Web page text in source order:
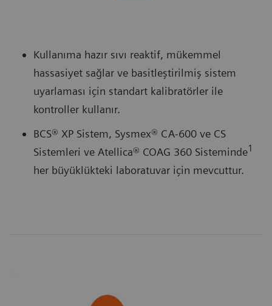
Kullanıma hazır sıvı reaktif, mükemmel
hassasiyet sağlar ve basitleştirilmiş sistem
uyarlaması için standart kalibratörler ile
kontroller kullanır.
BCS® XP Sistem, Sysmex® CA-600 ve CS
Sistemleri ve Atellica® COAG 360 Sisteminde1
her büyüklükteki laboratuvar için mevcuttur.